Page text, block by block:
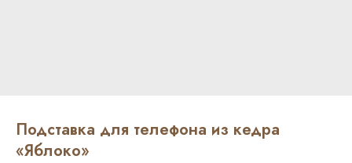
Подставка для телефона из кедра
«Яблоко»